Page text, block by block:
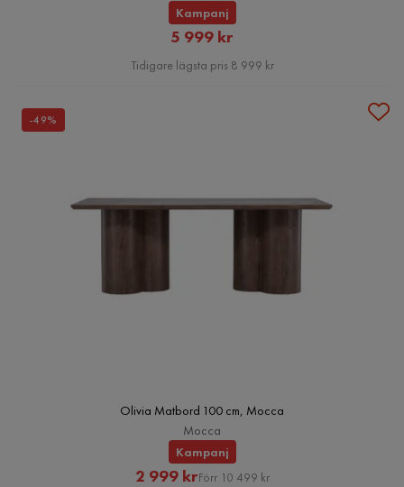
Kampanj
Rabatterat
Pris
5 999 kr
Tidigare lägsta pris 8 999 kr
Olivia Matbord 100 cm, Mocca
Mocca
Kampanj
Rabatterat
2 999 krOriginal
Förr 10 499 kr
-49%